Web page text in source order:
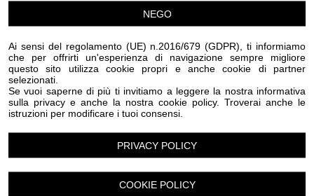
NEGO
Ai sensi del regolamento (UE) n.2016/679 (GDPR), ti informiamo
che per offrirti un'esperienza di navigazione sempre migliore
questo sito utilizza cookie propri e anche cookie di partner
selezionati.
Se vuoi saperne di più ti invitiamo a leggere la nostra informativa
sulla privacy e anche la nostra cookie policy. Troverai anche le
istruzioni per modificare i tuoi consensi.
PRIVACY POLICY
COOKIE POLICY
Spettacolo teatrale
COLPI DI TIMONE
Domenica 12 Luglio 2026
21.00
Armo